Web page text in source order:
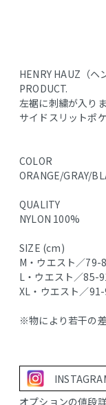
HENRY HAUZ（ヘ
PRODUCT.
左裾に刺繍が入りま
サイドスリットポ
COLOR
ORANGE/GRAY/
QUALITY
NYLON 100%
SIZE (cm)
M・ウエスト／
L・ウエスト／85-
XL・ウエスト／
※物により若干の差
オプションの値段